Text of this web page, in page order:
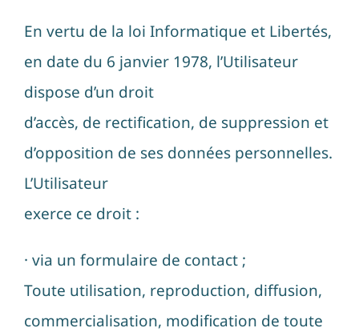
En vertu de la loi Informatique et Libertés,
en date du 6 janvier 1978, l’Utilisateur
dispose d’un droit
d’accès, de rectification, de suppression et
d’opposition de ses données personnelles.
L’Utilisateur
exerce ce droit :
· via un formulaire de contact ;
Toute utilisation, reproduction, diffusion,
commercialisation, modification de toute